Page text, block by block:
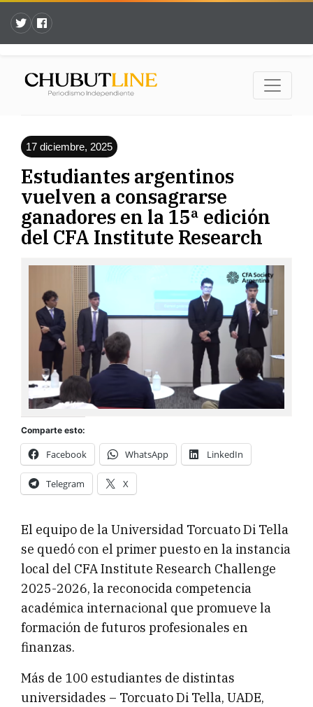
17 diciembre, 2025
Estudiantes argentinos
vuelven a consagrarse
ganadores en la 15ª edición
del CFA Institute Research
Comparte esto:
Facebook WhatsApp LinkedIn
Telegram X
El equipo de la Universidad Torcuato Di Tella
se quedó con el primer puesto en la instancia
local del CFA Institute Research Challenge
2025-2026, la reconocida competencia
académica internacional que promueve la
formación de futuros profesionales en
finanzas.
Más de 100 estudiantes de distintas
universidades – Torcuato Di Tella, UADE,